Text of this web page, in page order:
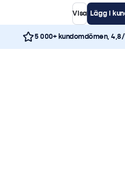
Visa Lägg i
5 000+ kundomdömen,